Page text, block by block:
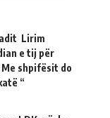
Lirim
e tij për
shpifësit do
“